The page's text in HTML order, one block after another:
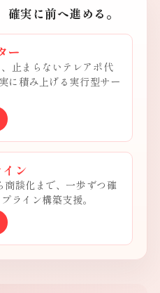
実に前へ進める。
ー
止まらないテレアポ代
に積み上げる実行型サー
ン
談化まで、一歩ずつ確
ライン構築支援。